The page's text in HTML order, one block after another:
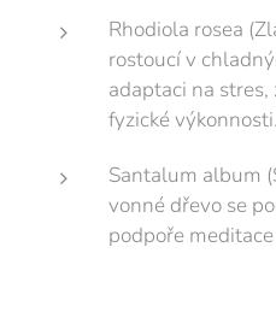
Rhodiola rosea
rostoucí v
adaptaci na
fyzické výkonnosti.
Santalum album
vonné dřevo se
podpoře